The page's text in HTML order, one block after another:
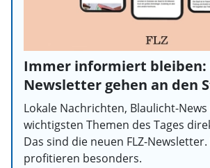
Immer informiert bleiben:
Newsletter gehen an den
Lokale Nachrichten, Blaulicht-
wichtigsten Themen des Tages
Das sind die neuen FLZ-
profitieren besonders.